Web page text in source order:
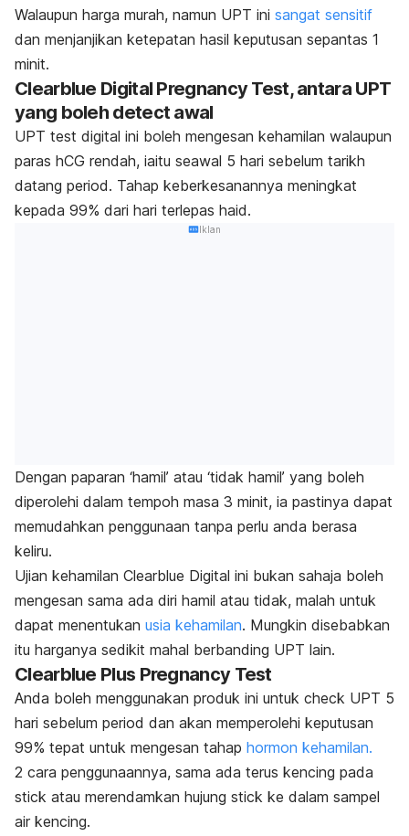
Walaupun harga murah, namun UPT ini sangat sensitif
dan menjanjikan ketepatan hasil keputusan sepantas 1
minit.
Clearblue Digital Pregnancy Test, antara UPT
yang boleh detect awal
UPT test digital ini boleh mengesan kehamilan walaupun
paras hCG rendah, iaitu seawal 5 hari sebelum tarikh
datang period. Tahap keberkesanannya meningkat
kepada 99% dari hari terlepas haid.
Iklan
Dengan paparan ‘hamil’ atau ‘tidak hamil’ yang boleh
diperolehi dalam tempoh masa 3 minit, ia pastinya dapat
memudahkan penggunaan tanpa perlu anda berasa
keliru.
Ujian kehamilan Clearblue Digital ini bukan sahaja boleh
mengesan sama ada diri hamil atau tidak, malah untuk
dapat menentukan usia kehamilan. Mungkin disebabkan
itu harganya sedikit mahal berbanding UPT lain.
Clearblue Plus Pregnancy Test
Anda boleh menggunakan produk ini untuk check UPT 5
hari sebelum period dan akan memperolehi keputusan
99% tepat untuk mengesan tahap hormon kehamilan.
2 cara penggunaannya, sama ada terus kencing pada
stick atau merendamkan hujung stick ke dalam sampel
air kencing.